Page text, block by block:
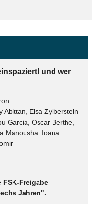
und wer
Abittan, Elsa Zylberstein,
Garcia, Oscar Berthe,
Manousha, Ioana
FSK-Freigabe
Jahren".